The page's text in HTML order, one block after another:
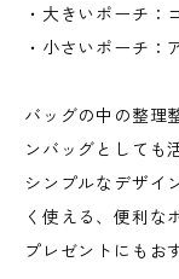
・大きいポーチ：
・小さいポーチ：
バッグの中の整理
ンバッグとしても
シンプルなデザイ
く使える、便利な
プレゼントにもお